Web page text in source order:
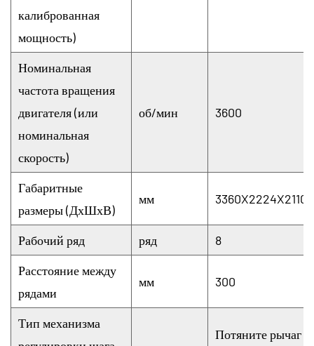
калиброванная
мощность)
Номинальная
частота вращения
двигателя (или
номинальная
скорость)
об/мин 3600
Габаритные
размеры (ДхШхВ)
мм 3360X2224X2110
Рабочий ряд ряд
8
Расстояние между
рядами
мм 300
Тип механизма
Потяните рычаг